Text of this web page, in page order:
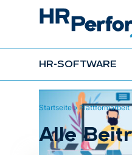
HR-SOFTWARE
Startseite»Plattformarbeit
Alle